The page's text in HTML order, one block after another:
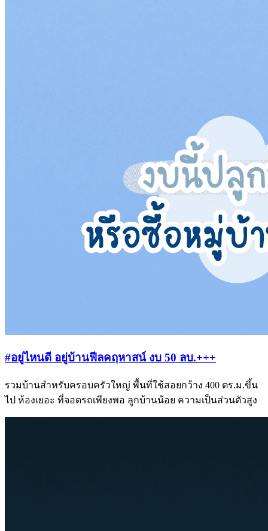
#อยู่ไหนดี อยู่บ้านฟีลคฤหาสน์ งบ 50 ลบ.+++
รวมบ้านสำหรับครอบครัวใหญ่ พื้นที่ใช้สอยกว้าง 400 ตร.ม.ขึ้น
ไป ห้องเยอะ ที่จอดรถเพียงพอ ลูกบ้านน้อย ความเป็นส่วนตัวสูง